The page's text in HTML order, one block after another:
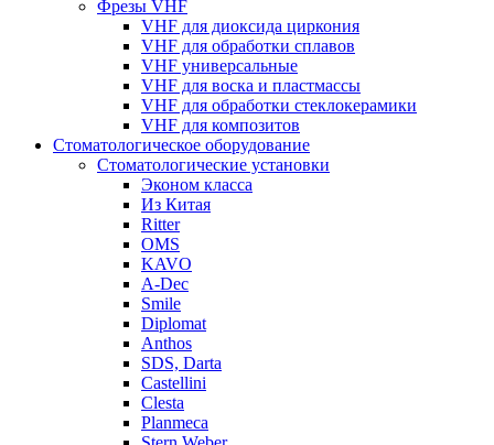
Фрезы VHF
VHF для диоксида циркония
VHF для обработки сплавов
VHF универсальные
VHF для воска и пластмассы
VHF для обработки стеклокерамики
VHF для композитов
Стоматологическое оборудование
Стоматологические установки
Эконом класса
Из Китая
Ritter
OMS
KAVO
A-Dec
Smile
Diplomat
Anthos
SDS, Darta
Castellini
Clesta
Planmeca